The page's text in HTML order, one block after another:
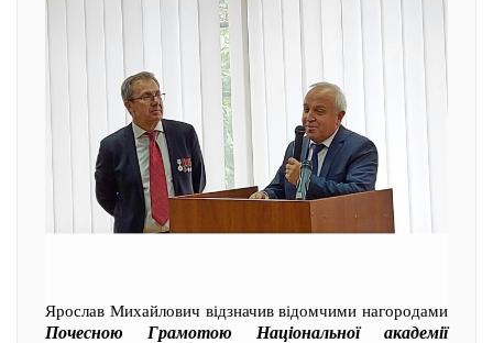
Ярослав Михайлович відзначив відомчими нагородами
Почесною Грамотою Національної академії